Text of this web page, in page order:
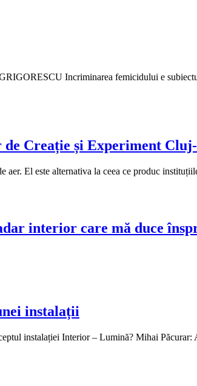
Incriminarea femicidului e
de Creație și Experiment
aer. El este alternativa la ceea ce produc
interior care mă duce
instalații
instalației Interior – Lumină? Mihai